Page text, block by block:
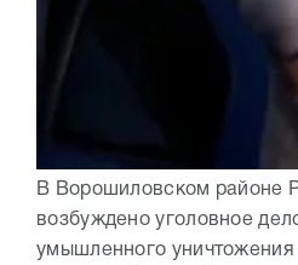
В Ворошиловском районе
возбуждено уголовное
умышленного